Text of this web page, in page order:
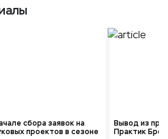
сбора заявок на
проектов в сезоне
Вывод из
Практик